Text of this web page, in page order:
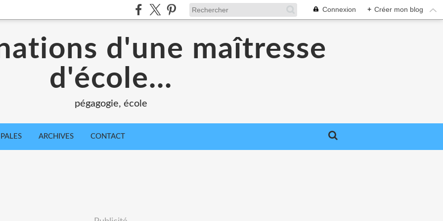
Connexion + Créer mon blog
d'une maîtresse
d'école...
pégagogie, école
ARCHIVES CONTACT